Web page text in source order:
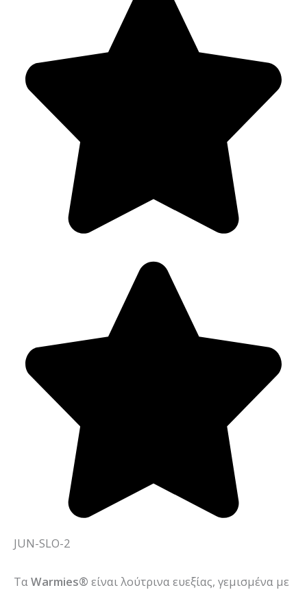
JUN-SLO-2
Τα Warmies® είναι λούτρινα ευεξίας, γεμισμένα με